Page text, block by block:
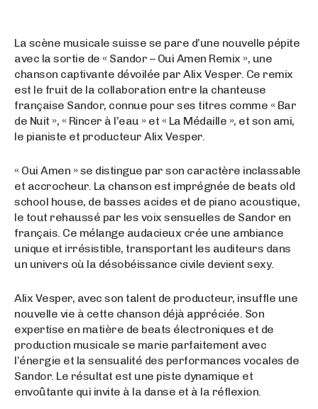
La scène musicale suisse se pare d’une nouvelle pépite
avec la sortie de « Sandor – Oui Amen Remix », une
chanson captivante dévoilée par Alix Vesper. Ce remix
est le fruit de la collaboration entre la chanteuse
française Sandor, connue pour ses titres comme « Bar
de Nuit », « Rincer à l’eau » et « La Médaille », et son ami,
le pianiste et producteur Alix Vesper.
« Oui Amen » se distingue par son caractère inclassable
et accrocheur. La chanson est imprégnée de beats old
school house, de basses acides et de piano acoustique,
le tout rehaussé par les voix sensuelles de Sandor en
français. Ce mélange audacieux crée une ambiance
unique et irrésistible, transportant les auditeurs dans
un univers où la désobéissance civile devient sexy.
Alix Vesper, avec son talent de producteur, insuffle une
nouvelle vie à cette chanson déjà appréciée. Son
expertise en matière de beats électroniques et de
production musicale se marie parfaitement avec
l’énergie et la sensualité des performances vocales de
Sandor. Le résultat est une piste dynamique et
envoûtante qui invite à la danse et à la réflexion.